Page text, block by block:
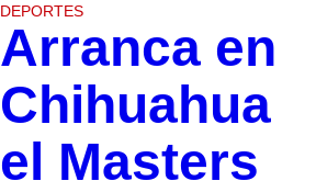
DEPORTES
Arranca en
Chihuahua
el Masters